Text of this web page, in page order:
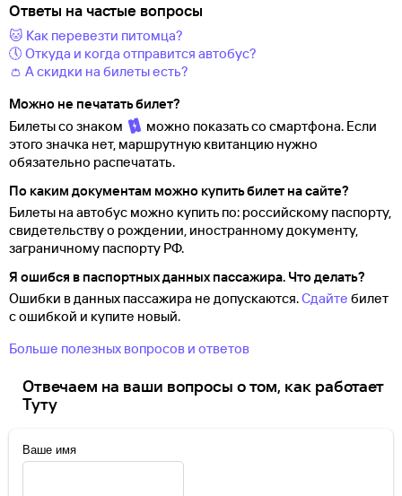
Ответы на частые вопросы
🐱 Как перевезти питомца?
🕔 Откуда и когда отправится автобус?
👛 А скидки на билеты есть?
Можно не печатать билет?
Билеты со знаком
можно показать со смартфона. Если
этого значка нет, маршрутную квитанцию нужно
обязательно распечатать.
По каким документам можно купить билет на сайте?
Билеты на автобус можно купить по: российскому паспорту,
свидетельству о рождении, иностранному документу,
заграничному паспорту РФ.
Я ошибся в паспортных данных пассажира. Что делать?
Ошибки в данных пассажира не допускаются.Сдайте билет
с ошибкой и купите новый.
Больше полезных вопросов и ответов
Отвечаем на ваши вопросы о том, как работает
Туту
Ваше имя